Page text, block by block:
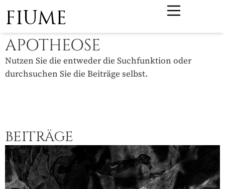
FIUME
APOTHEOSE
Nutzen Sie die entweder die Suchfunktion oder
durchsuchen Sie die Beiträge selbst.
BEITRÄGE